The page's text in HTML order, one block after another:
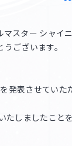
ル
変更 バ
マスター シャイ
ございます。
発表させていた
たしましたこと